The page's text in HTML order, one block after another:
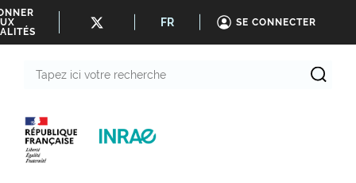
FR SE CONNECTER